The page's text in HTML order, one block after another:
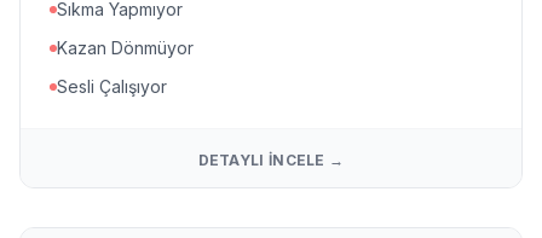
Sıkma Yapmıyor
Kazan Dönmüyor
Sesli Çalışıyor
DETAYLI İNCELE →